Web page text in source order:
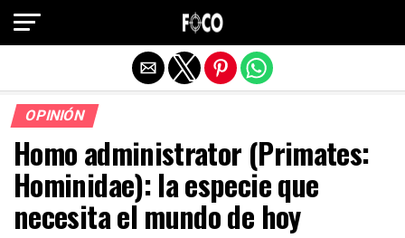
OPINIÓN
Homo administrator (Primates:
Hominidae): la especie que
necesita el mundo de hoy
Salir de la versión móvil